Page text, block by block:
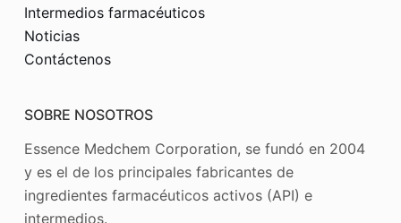
Intermedios farmacéuticos
Noticias
Contáctenos
SOBRE NOSOTROS
Essence Medchem Corporation, se fundó en 2004
y es el de los principales fabricantes de
ingredientes farmacéuticos activos (API) e
intermedios.